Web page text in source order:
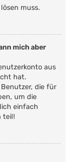
muss.
mich aber
aus
hat.
die für
um die
einfach
teil!